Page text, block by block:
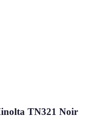
TN321 Noir